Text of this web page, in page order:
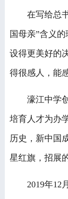
在写给总书
国母亲”含义
设得更美好的
得很感人，能
濠江中学创
培育人才为办
历史，新中国
星红旗，招展
2019年12月